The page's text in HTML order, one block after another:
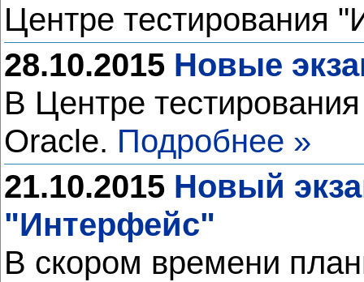
Центре тестирования
28.10.2015 Новые
В Центре
Oracle. Подробнее »
21.10.2015 Новый
"Интерфейс"
В скором времени